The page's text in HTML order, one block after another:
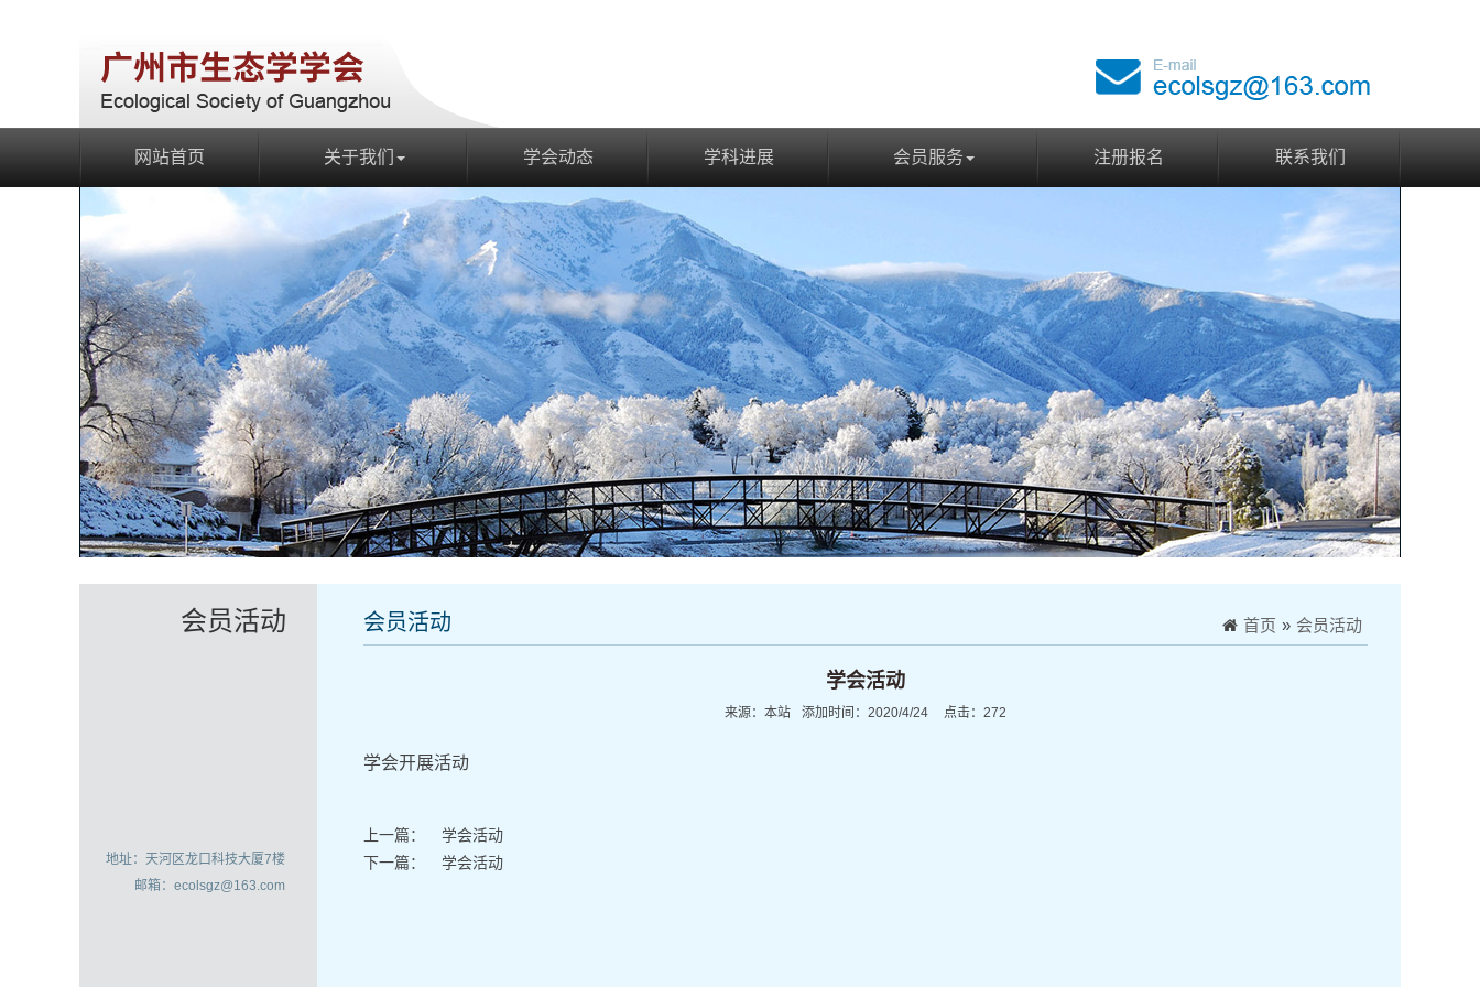
网站首页 关于我们 学会动态 学科进展 会员服务 注册报名 联系我们
关于我们 学会动态 联系我们
会员活动
地址：天河区龙口科技大厦7楼
邮箱：ecolsgz@163.com
首页 » 会员活动
会员活动
学会活动
来源： 本站 添加时间： 2020/4/24 点击： 272
学会开展活动
上一篇：
学会活动
下一篇：
学会活动